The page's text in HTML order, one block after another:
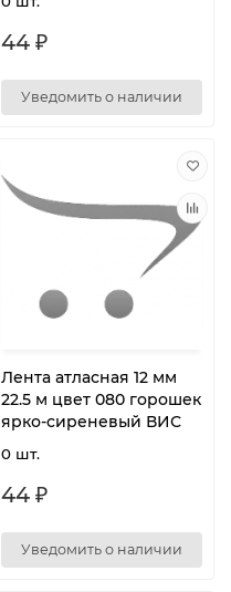
44 ₽
Уведомить о наличии
Лента атласная 12 мм
22.5 м цвет 080 горошек
ярко-сиреневый ВИС
0 шт.
44 ₽
Уведомить о наличии